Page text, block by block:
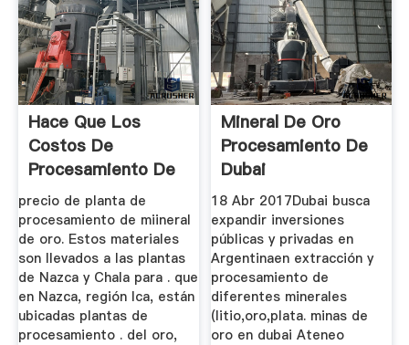
Hace Que Los
Costos De
Procesamiento De
Oro
precio de planta de
procesamiento de miineral
de oro. Estos materiales
son llevados a las plantas
de Nazca y Chala para . que
en Nazca, región Ica, están
ubicadas plantas de
procesamiento . del oro,
Mineral De Oro
Procesamiento De
Dubai
18 Abr 2017Dubai busca
expandir inversiones
públicas y privadas en
Argentinaen extracción y
procesamiento de
diferentes minerales
(litio,oro,plata. minas de
oro en dubai Ateneo